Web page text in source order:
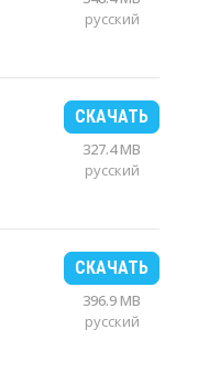
русский
СКАЧАТЬ
327.4 MB
русский
СКАЧАТЬ
396.9 MB
русский